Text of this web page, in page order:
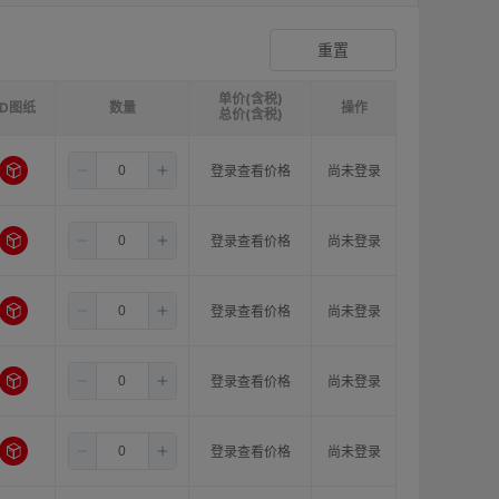
登录查看价格
重置
请选择 ØB1(轴孔径1)mm: 请选择 ØB2(轴孔径2)mm:
图纸 数量
单价(含税)
总价(含税)
操作
8.0登录查看价格 尚未登录
8.0登录查看价格 尚未登录
8.0登录查看价格 尚未登录
8.0登录查看价格 尚未登录
8.0登录查看价格 尚未登录